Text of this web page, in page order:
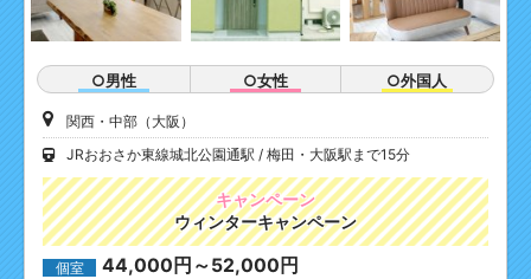
○男性 ○女性 ○外国人
関西・中部（大阪）
JRおおさか東線城北公園通駅
梅田・大阪駅まで15分
キャンペーン
ウィンターキャンペーン
個室 44,000円～52,000円